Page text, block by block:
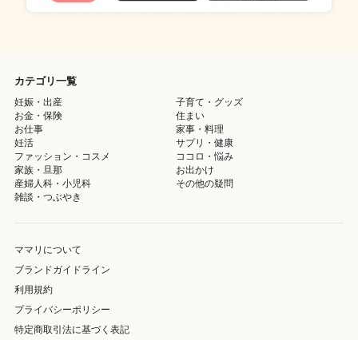
カテゴリ一覧
妊娠・出産
子育て・グッズ
お金・保険
住まい
お仕事
家事・料理
妊活
サプリ・健康
ファッション・コスメ
ココロ・悩み
家族・旦那
お出かけ
産婦人科・小児科
その他の疑問
雑談・つぶやき
ママリについて
ブランドガイドライン
利用規約
プライバシーポリシー
特定商取引法に基づく表記